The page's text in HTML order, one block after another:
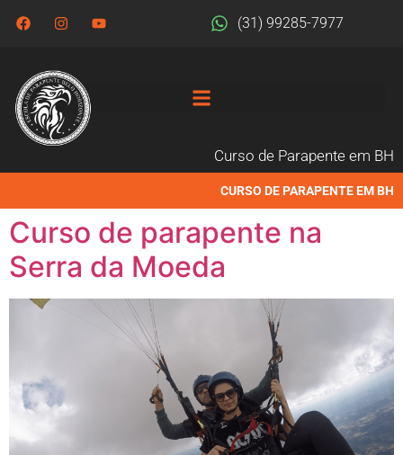
(31) 99285-7977
Curso de Parapente em BH
CURSO DE PARAPENTE EM BH
Curso de parapente na
Serra da Moeda